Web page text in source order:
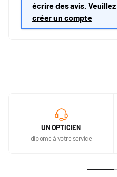
écrire des avis. Veuillez
créer un compte
UN OPTICIEN
diplomé à votre service